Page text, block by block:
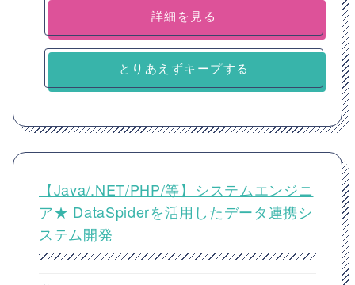
詳細を見る
とりあえずキープする
【Java/.NET/PHP/等】システムエンジニ
ア★ DataSpiderを活用したデータ連携シ
ステム開発